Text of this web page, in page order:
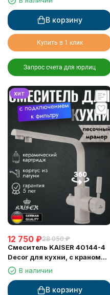
матовый
В корзину
Купить в 1 клик
Запрос счета для юрлиц
хит
12 750 ₽28 050 ₽
Смеситель KAISER 40144-4
Decor для кухни, с краном
для питьевой воды,
песочный мрамор
В наличии
В корзину